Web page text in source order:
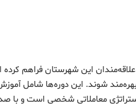
این شهرستان فراهم
شوند. این دوره‌ها شامل
معاملاتی شخصی است و با